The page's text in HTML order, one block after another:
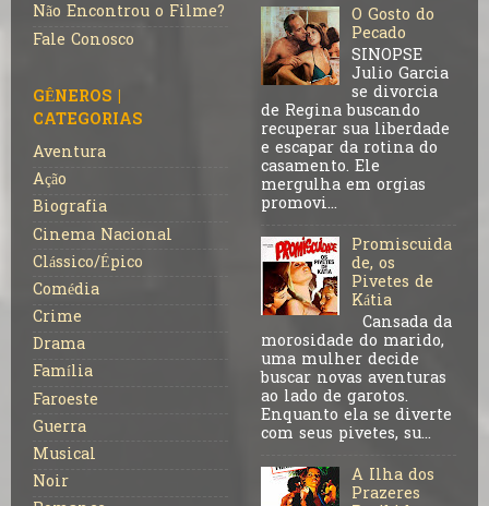
Não Encontrou o Filme?
Fale Conosco
GÊNEROS |
CATEGORIAS
Aventura
Ação
Biografia
Cinema Nacional
Clássico/Épico
Comédia
Crime
Drama
Família
Faroeste
Guerra
Musical
Noir
O Gosto do
Pecado
SINOPSE
Julio Garcia
se divorcia
de Regina buscando
recuperar sua liberdade
e escapar da rotina do
casamento. Ele
mergulha em orgias
promovi...
Promiscuida
de, os
Pivetes de
Kátia
Cansada da
morosidade do marido,
uma mulher decide
buscar novas aventuras
ao lado de garotos.
Enquanto ela se diverte
com seus pivetes, su...
A Ilha dos
Prazeres